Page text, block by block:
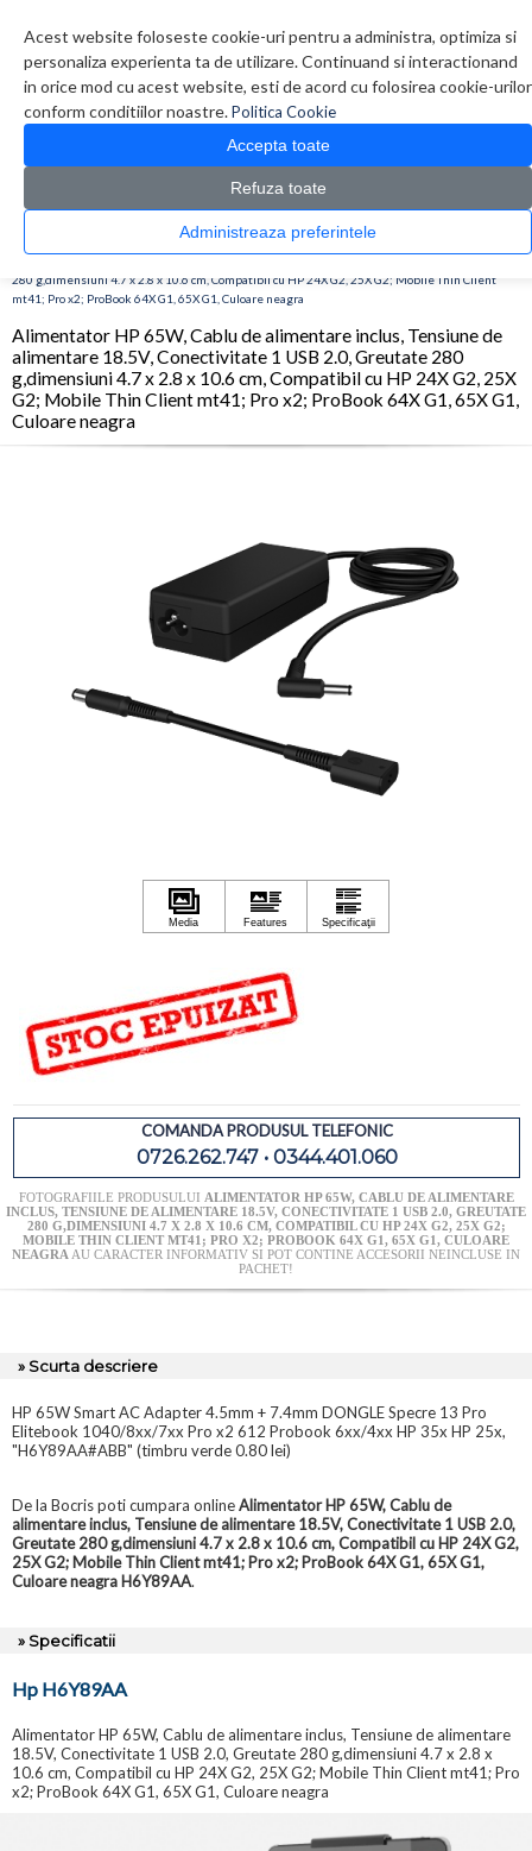
Acest website foloseste cookie-uri pentru a administra, optimiza si
personaliza experienta ta de utilizare. Continuand si interactionand
in orice mod cu acest website, esti de acord cu folosirea cookie-urilor
conform conditiilor noastre.Politica Cookie
Accepta toate
Refuza toate
Administreaza preferintele
0 produs(e)
CATALOG PRODUSE
Accesorii Laptop & Tablete > Alimentatoare >
280 g,dimensiuni 4.7 x 2.8 x 10.6 cm, Compatibil cu HP 24X G2, 25X G2; Mobile Thin Client
mt41; Pro x2; ProBook 64X G1, 65X G1, Culoare neagra
Alimentator HP 65W, Cablu de alimentare inclus, Tensiune de
alimentare 18.5V, Conectivitate 1 USB 2.0, Greutate 280
g,dimensiuni 4.7 x 2.8 x 10.6 cm, Compatibil cu HP 24X G2, 25X
G2; Mobile Thin Client mt41; Pro x2; ProBook 64X G1, 65X G1,
Culoare neagra
COMANDA PRODUSUL TELEFONIC
0726.262.747 • 0344.401.060
FOTOGRAFIILE PRODUSULUI ALIMENTATOR HP 65W, CABLU DE ALIMENTARE
INCLUS, TENSIUNE DE ALIMENTARE 18.5V, CONECTIVITATE 1 USB 2.0, GREUTATE
280 G,DIMENSIUNI 4.7 X 2.8 X 10.6 CM, COMPATIBIL CU HP 24X G2, 25X G2;
MOBILE THIN CLIENT MT41; PRO X2; PROBOOK 64X G1, 65X G1, CULOARE
NEAGRA AU CARACTER INFORMATIV SI POT CONTINE ACCESORII NEINCLUSE IN
PACHET!
» Scurta descriere
HP 65W Smart AC Adapter 4.5mm + 7.4mm DONGLE Specre 13 Pro
Elitebook 1040/8xx/7xx Pro x2 612 Probook 6xx/4xx HP 35x HP 25x,
"H6Y89AA#ABB" (timbru verde 0.80 lei)
De la Bocris poti cumpara onlineAlimentator HP 65W, Cablu de
alimentare inclus, Tensiune de alimentare 18.5V, Conectivitate 1 USB 2.0,
Greutate 280 g,dimensiuni 4.7 x 2.8 x 10.6 cm, Compatibil cu HP 24X G2,
25X G2; Mobile Thin Client mt41; Pro x2; ProBook 64X G1, 65X G1,
Culoare neagra H6Y89AA.
» Specificatii
Hp H6Y89AA
Alimentator HP 65W, Cablu de alimentare inclus, Tensiune de alimentare
18.5V, Conectivitate 1 USB 2.0, Greutate 280 g,dimensiuni 4.7 x 2.8 x
10.6 cm, Compatibil cu HP 24X G2, 25X G2; Mobile Thin Client mt41; Pro
x2; ProBook 64X G1, 65X G1, Culoare neagra
Player